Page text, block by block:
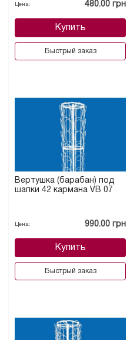
Цена: 480.00 грн
Купить
Быстрый заказ
Вертушка (барабан) под
шапки 42 кармана VB 07
Цена: 990.00 грн
Купить
Быстрый заказ